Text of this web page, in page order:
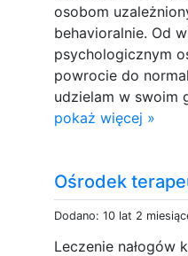
osobom
behavioralnie. Od
psychologicznym
powrocie do
udzielam w swoim
pokaż więcej »
Ośrodek
Dodano: 10 lat 2
Leczenie nałogów